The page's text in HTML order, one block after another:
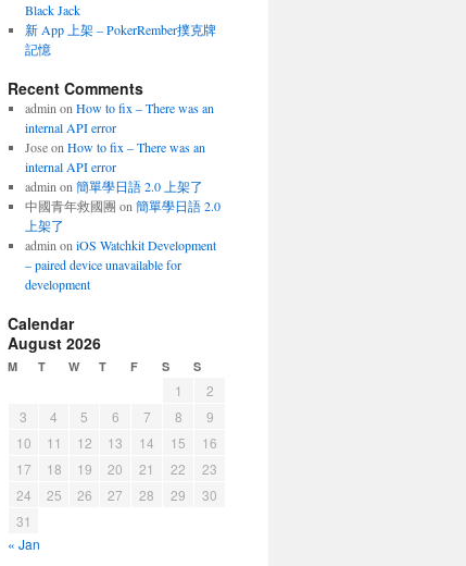
Black Jack
新 App 上架 – PokerRember撲克牌
記憶
Recent Comments
admin on How to fix – There was an
internal API error
Joseon How to fix – There was an
internal API error
admin on 簡單學日語 2.0 上架了
中國青年救國團 on 簡單學日語 2.0
上架了
admin on iOS Watchkit Development
– paired device unavailable for
development
Calendar
August 2026
M T W T F S S
1
2
3
4 5 6 7 8
9
10
11 12 13 14 15
16
17
18 19 20 21 22
23
24
25 26 27 28 29
30
31
« Jan